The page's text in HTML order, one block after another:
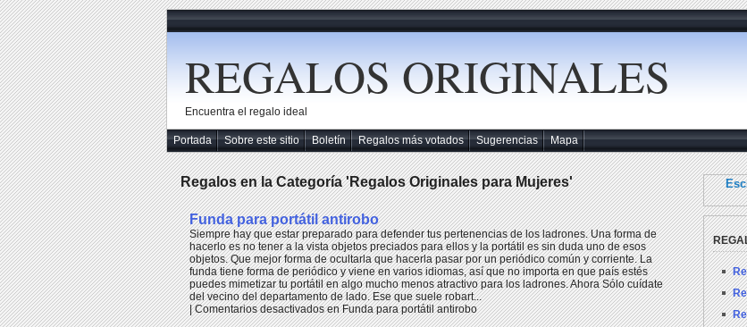
REGALOS ORIGINALES
Encuentra el regalo ideal
Portada Sobre este sitio Boletín Regalos más votados Sugerencias Mapa
Regalos en la Categoría 'Regalos Originales para Mujeres'
Funda para portátil antirobo
Siempre hay que estar preparado para defender tus pertenencias de los ladrones. Una forma de
hacerlo es no tener a la vista objetos preciados para ellos y la portátil es sin duda uno de esos
objetos. Que mejor forma de ocultarla que hacerla pasar por un periódico común y corriente. La
funda tiene forma de periódico y viene en varios idiomas, así que no importa en que país estés
puedes mimetizar tu portátil en algo mucho menos atractivo para los ladrones. Ahora Sólo cuídate
del vecino del departamento de lado. Ese que suele robart...
|Comentarios desactivadosen Funda para portátil antirobo